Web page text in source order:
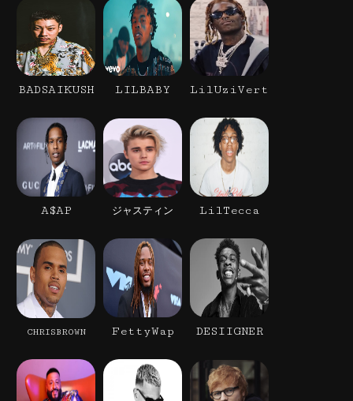
BADSAIKUSH LILBABY LilUziVert
A$AP ジャスティン LilTecca
CHRISBROWN FettyWap DESIIGNER